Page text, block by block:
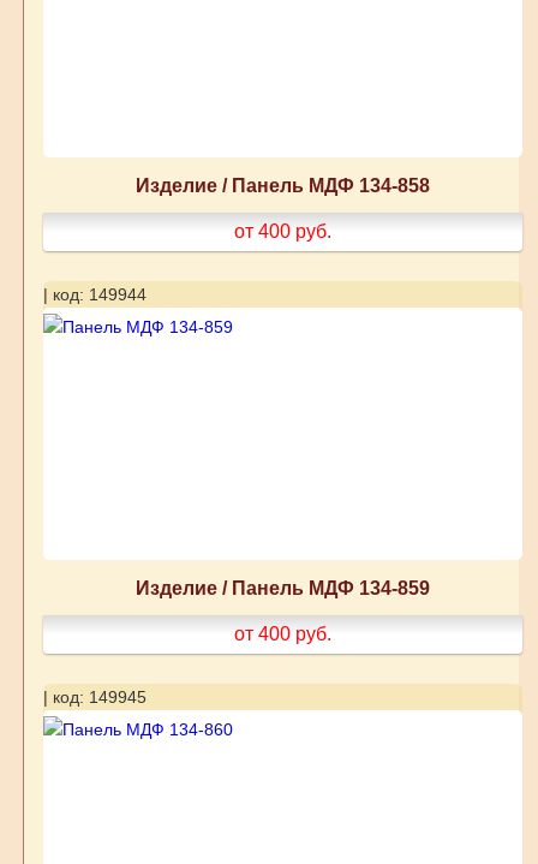
Изделие / Панель МДФ 134-858
от 400 руб.
| код: 149944
Изделие / Панель МДФ 134-859
от 400 руб.
| код: 149945